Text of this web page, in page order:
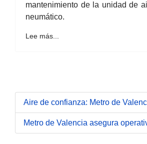
mantenimiento de la unidad de
neumático.
Lee más...
Aire de confianza: Metro de
Metro de Valencia asegura